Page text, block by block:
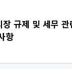
장 규제 및 세무 관
항